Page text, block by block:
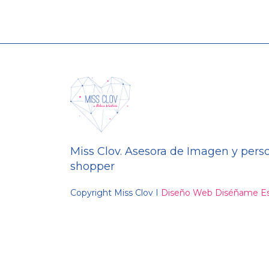
Miss Clov. Asesora de Imagen y
shopper
Copyright Miss Clov I Diseño Web Diséñame